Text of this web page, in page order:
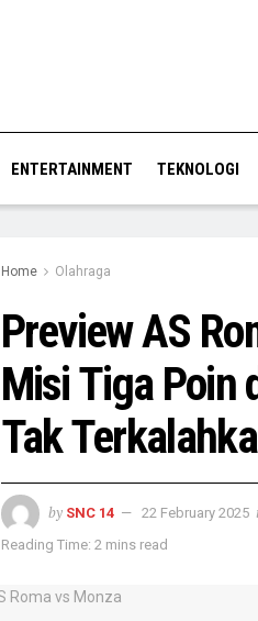
ENTERTAINMENT TEKNOLOGI
Home Olahraga
Preview AS
Misi Tiga Poin
Tak
by SNC 14 22 February 2025
Reading Time: 2 mins read